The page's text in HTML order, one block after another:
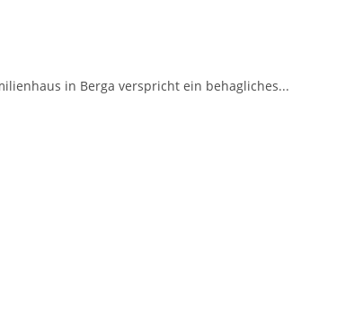
in Berga verspricht ein behagliches...